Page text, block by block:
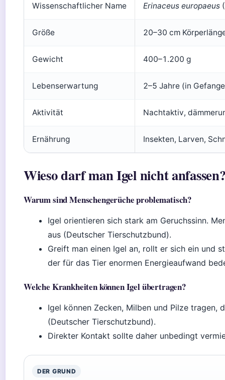
Wissenschaftlicher Name Erinaceus europaeus
Größe 20–30 cm
Gewicht 400–1.200 g
Lebenserwartung 2–5 Jahre (in
Aktivität Nachtaktiv,
Ernährung Insekten, Larven,
Wieso darf man Igel nicht
Warum sind Menschengerüche problematisch?
Igel orientieren sich stark am Geruchssinn.
aus (Deutscher Tierschutzbund).
Greift man einen Igel an, rollt er sich ein und
der für das Tier enormen Energieaufwand
Welche Krankheiten können Igel übertragen?
Igel können Zecken, Milben und Pilze tragen,
(Deutscher Tierschutzbund).
Direkter Kontakt sollte daher unbedingt
DER GRUND